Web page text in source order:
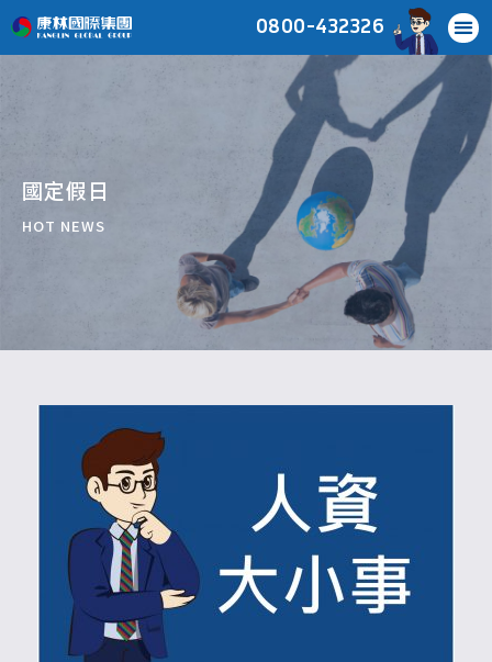
0800-432326
國定假日
HOT NEWS